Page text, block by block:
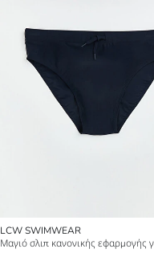
LCW SWIMWEAR